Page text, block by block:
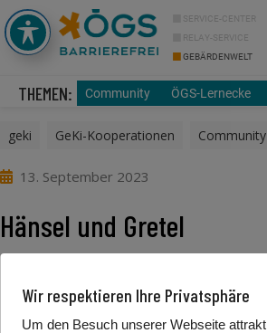
SERVICE-CENTER
RELAY-SERVICE
GEBÄRDENWELT
THEMEN: Community ÖGS-Lernecke
geki GeKi-Kooperationen
13. September 2023
Hänsel und Gretel
Wir respektieren Ihre Privatsphäre
Um den Besuch unserer Webseite